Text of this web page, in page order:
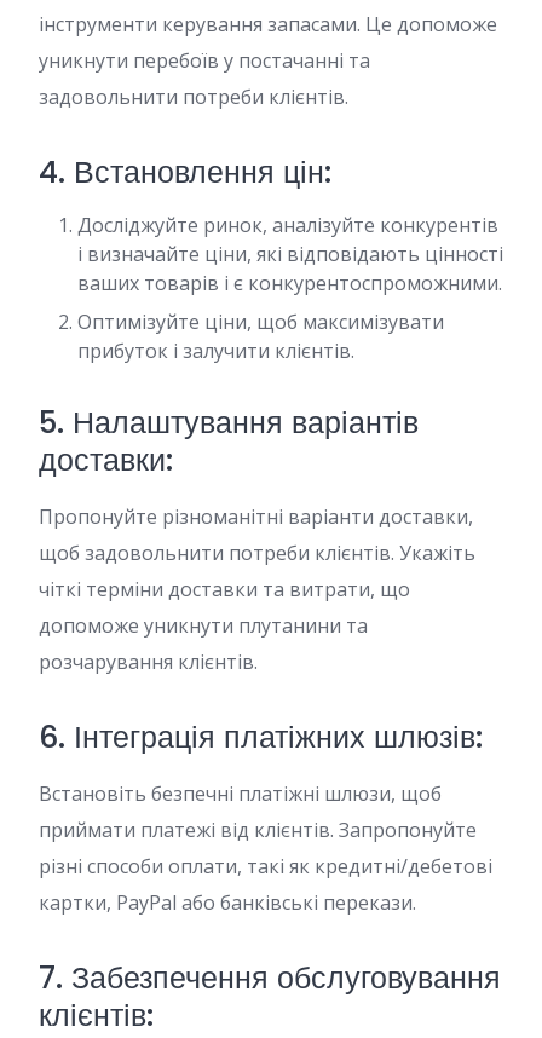
інструменти керування запасами. Це допоможе
уникнути перебоїв у постачанні та
задовольнити потреби клієнтів.
4. Встановлення цін:
Досліджуйте ринок, аналізуйте конкурентів
і визначайте ціни, які відповідають цінності
ваших товарів і є конкурентоспроможними.
Оптимізуйте ціни, щоб максимізувати
прибуток і залучити клієнтів.
5. Налаштування варіантів
доставки:
Пропонуйте різноманітні варіанти доставки,
щоб задовольнити потреби клієнтів. Укажіть
чіткі терміни доставки та витрати, що
допоможе уникнути плутанини та
розчарування клієнтів.
6. Інтеграція платіжних шлюзів:
Встановіть безпечні платіжні шлюзи, щоб
приймати платежі від клієнтів. Запропонуйте
різні способи оплати, такі як кредитні/дебетові
картки, PayPal або банківські перекази.
7. Забезпечення обслуговування
клієнтів: